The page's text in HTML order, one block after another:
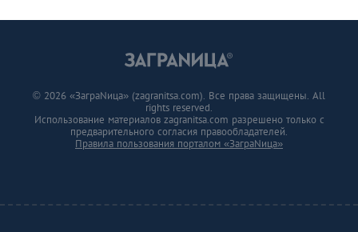
© 2026 «ЗаграNица» (zagranitsa.com). Все права защищены. All
rights reserved.
Использование материалов zagranitsa.com разрешено только с
предварительного согласия правообладателей.
Правила пользования порталом «ЗаграNица»